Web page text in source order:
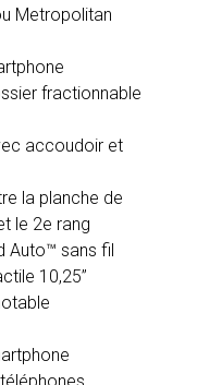
Metropolitan
fractionnable
accoudoir et
la planche de
le 2e rang
Auto™ sans fil
10,25’’